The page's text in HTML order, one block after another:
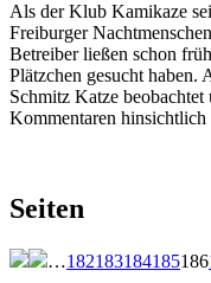
Als der Klub Kamikaze
Freiburger
Betreiber ließen schon
Plätzchen gesucht haben.
Schmitz Katze
Kommentaren hinsichtlich
Seiten
…182183184185186